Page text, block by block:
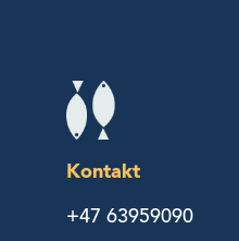
Kontakt
+47 63959090